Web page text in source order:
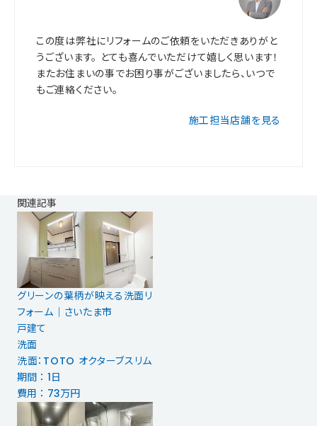
この度は弊社にリフォームのご依頼をいただきありがと
うございます。 とても喜んでいただけて嬉しく思います！
またお住まいの事でお困り事がございましたら、いつで
もご連絡ください。
施工担当店舗を見る
関連記事
グリーンの葉柄が映える洗面リ
フォーム｜さいたま市
戸建て
洗面
洗面：TOTO オクターブスリム
期間 ： 1日
費用 ： 73万円